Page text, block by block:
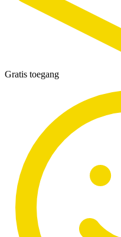
Gratis toegang